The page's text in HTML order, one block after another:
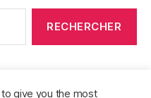
give you the most